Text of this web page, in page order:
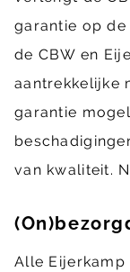
garantie op
de CBW en
aantrekkelijke
garantie
van kwaliteit.
Alle